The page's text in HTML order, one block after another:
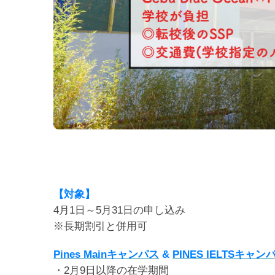
【対象】
4月1日～5月31日の申し込み
※長期割引と併用可
Pines Mainキャンパス & PINES IELTSキャン
・2月9日以降の在学期間